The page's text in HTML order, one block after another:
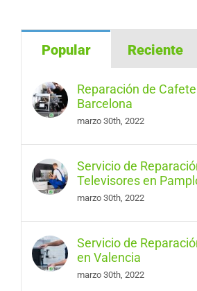
Popular Reciente
Reparación de
Barcelona
marzo 30th, 2022
Servicio de
Televisores en
marzo 30th, 2022
Servicio de
en Valencia
marzo 30th, 2022